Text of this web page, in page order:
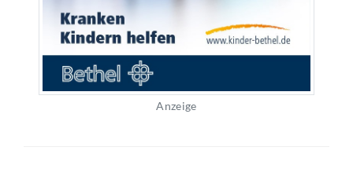
Anzeige